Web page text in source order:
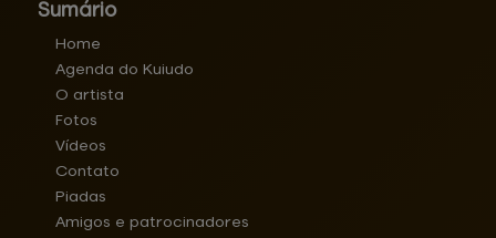
Sumário
Home
Agenda do Kuiudo
O artista
Fotos
Vídeos
Contato
Piadas
Amigos e patrocinadores